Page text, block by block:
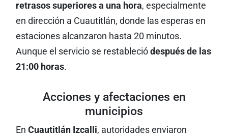
retrasos superiores a una hora, especialmente
en dirección a Cuautitlán, donde las esperas en
estaciones alcanzaron hasta 20 minutos.
Aunque el servicio se restableció después de las
21:00 horas.
Acciones y afectaciones en
municipios
En Cuautitlán Izcalli, autoridades enviaron